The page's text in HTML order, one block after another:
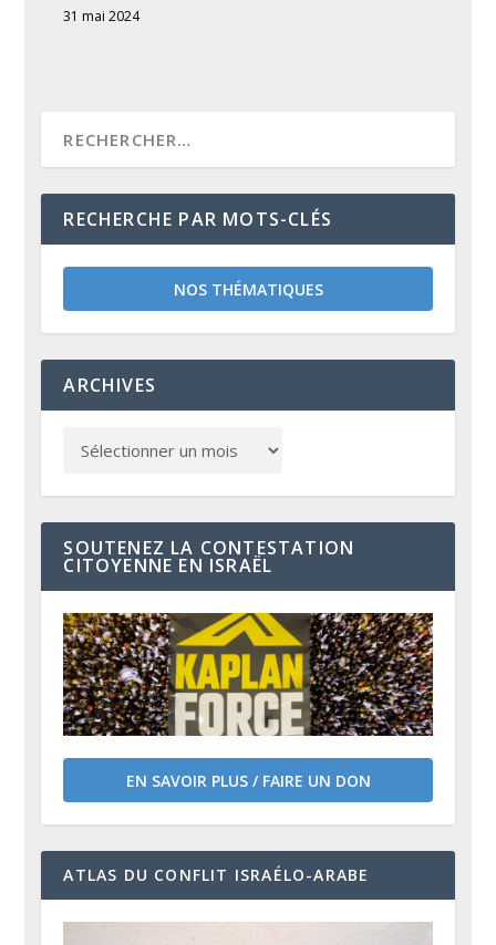
31 mai 2024
RECHERCHE PAR MOTS-CLÉS
NOS THÉMATIQUES
ARCHIVES
SOUTENEZ LA CONTESTATION
CITOYENNE EN ISRAËL
EN SAVOIR PLUS / FAIRE UN DON
ATLAS DU CONFLIT ISRAÉLO-ARABE